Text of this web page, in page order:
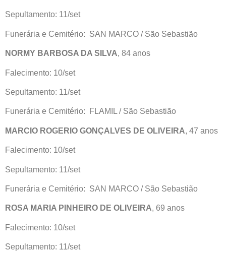
Sepultamento: 11/set
Funerária e Cemitério: SAN MARCO / São Sebastião
NORMY BARBOSA DA SILVA, 84 anos
Falecimento: 10/set
Sepultamento: 11/set
Funerária e Cemitério: FLAMIL / São Sebastião
MARCIO ROGERIO GONÇALVES DE OLIVEIRA, 47 anos
Falecimento: 10/set
Sepultamento: 11/set
Funerária e Cemitério: SAN MARCO / São Sebastião
ROSA MARIA PINHEIRO DE OLIVEIRA, 69 anos
Falecimento: 10/set
Sepultamento: 11/set